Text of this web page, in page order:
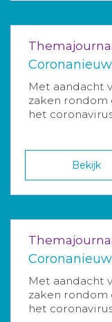
Met aandacht
zaken rondom
het
Bekijk
Met aandacht
zaken rondom
het